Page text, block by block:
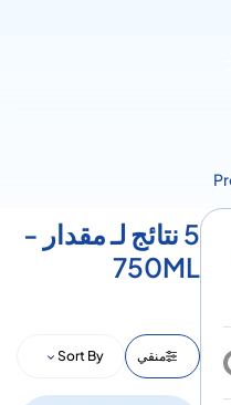
5 نتائج لـ مقدار -
750ML
منقي Sort By